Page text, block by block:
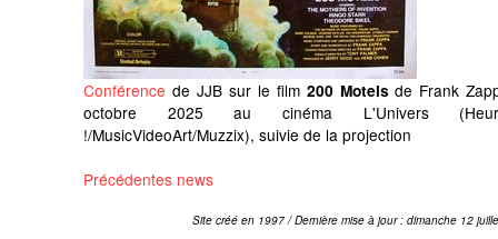
Conférence de JJB sur le film 200 Motelsde Frank
octobre 2025 au cinéma L'Univers
!/MusicVideoArt/Muzzix), suivie de la projection
Précédentes news
Site créé en 1997 / Dernière mise à jour : dimanche 12